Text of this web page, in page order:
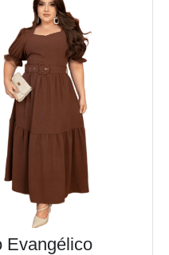
Evangélico